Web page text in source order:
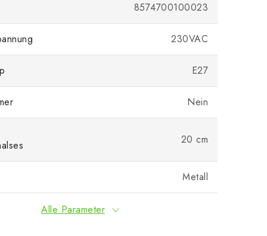
8574700100023
230VAC
E27
Nein
20 cm
Metall
Alle Parameter